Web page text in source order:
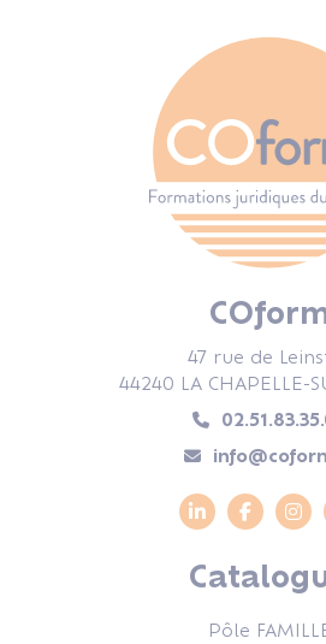
47 rue de
44240 LA CHAPELLE-
Pôle